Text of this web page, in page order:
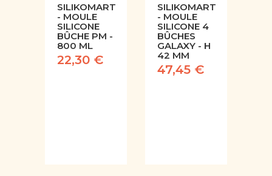
SILIKOMART
- MOULE
SILICONE
BÛCHE PM -
800 ML
22,30 €
SILIKOMART
- MOULE
SILICONE 4
BÛCHES
GALAXY - H
42 MM
47,45 €